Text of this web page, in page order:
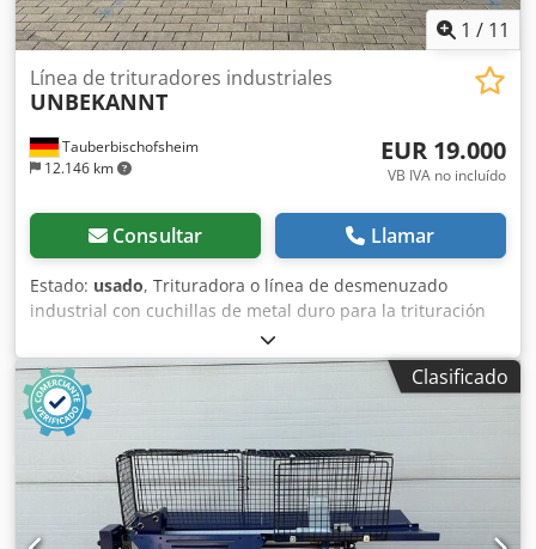
1 / 11
Tauberbischofsheim
12.146 km
Línea de trituradores industriales
UNBEKANNT
EUR 19.000
VB IVA no incluído
Consultar Llamar
Estado: usado, Trituradora o línea de desmenuzado
industrial con cuchillas de metal duro para la trituración
de diversos materiales como madera, cartón, esteras de
fibra de vidrio o materiales similares, por ejemplo, como
pretratamiento para procesos de reciclaje. La instalación
consta de dos cintas transportadoras de alimentación, la
trituradora, un ventilador de transporte y una cabina
insonorizada. Datos técnicos: - Potencia total: 31,7 kW -
Motor de la trituradora: 7,5 kW Codjzrx Hdopfx Ab Toha -
Ancho de entrada: 550 mm - Altura de entrada: aprox.
25/75 mm - Ventilador: 22 kW / 10.800 m³/h
Clasificado